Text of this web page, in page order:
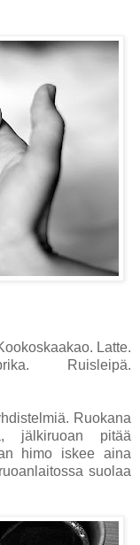
Latte.
Ruisleipä.
Ruokana
jälkiruoan pitää
himo iskee aina
suolaa